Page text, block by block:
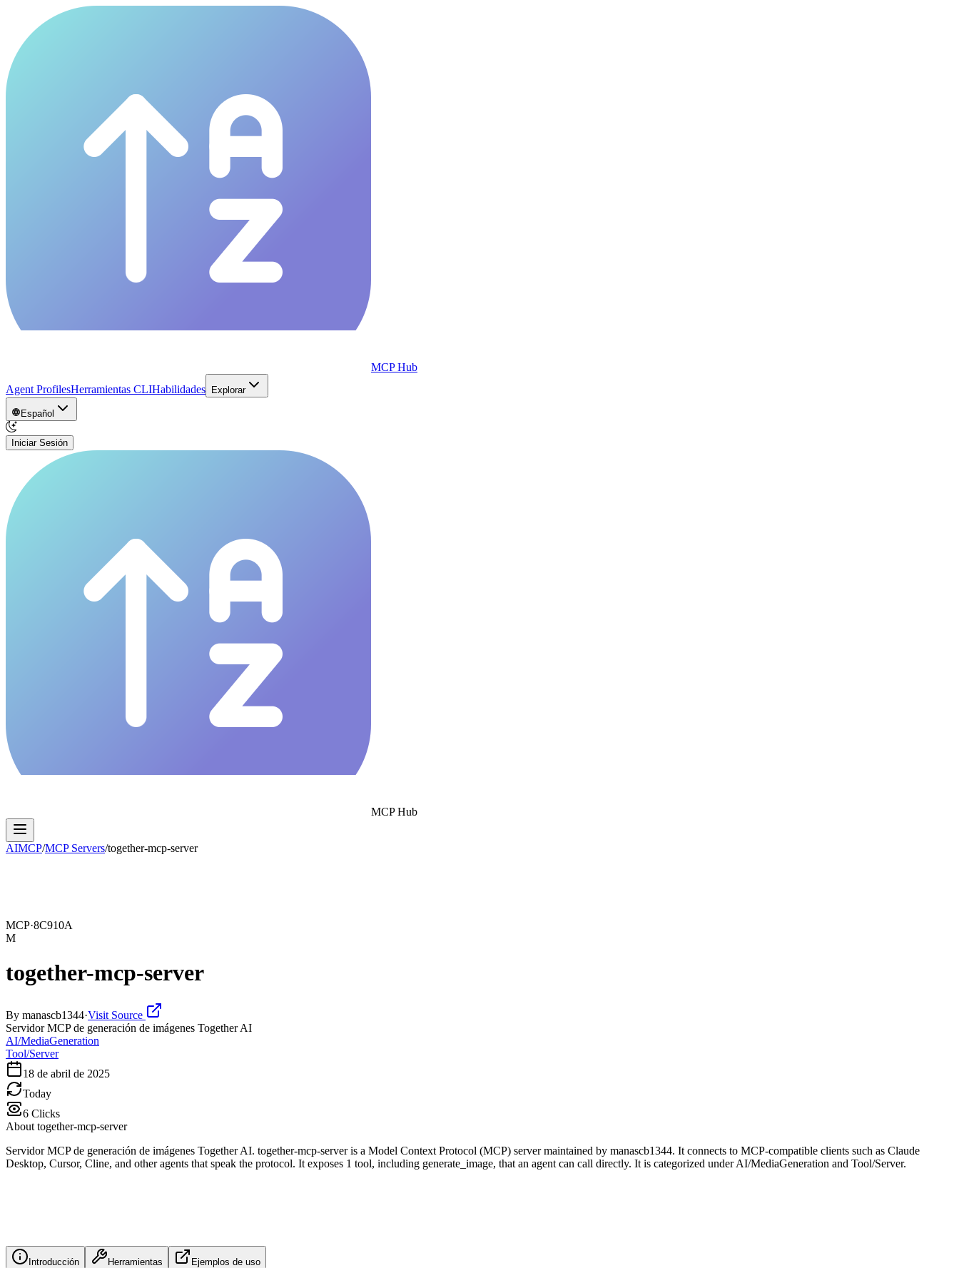
MCP Hub
Agent ProfilesHerramientas CLIHabilidades Explorar
Español
Iniciar Sesión
MCP Hub
AIMCP/MCP Servers/together-mcp-server
MCP·8C910A
M
together-mcp-server
By manascb1344·Visit Source
Servidor MCP de generación de imágenes Together AI
AI/MediaGeneration
Tool/Server
18 de abril de 2025
Today
6 Clicks
About together-mcp-server
Servidor MCP de generación de imágenes Together AI. together-mcp-server is a Model Context Protocol (MCP) server maintained by manascb1344. It connects to MCP-compatible clients such as Claude
Desktop, Cursor, Cline, and other agents that speak the protocol. It exposes 1 tool, including generate_image, that an agent can call directly. It is categorized under AI/MediaGeneration and Tool/Server.
Introducción Herramientas Ejemplos de uso